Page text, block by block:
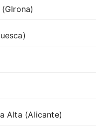
Alta (Alicante)